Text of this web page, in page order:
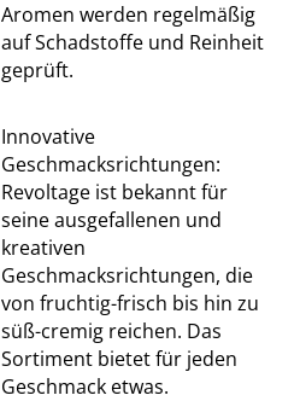
Aromen werden regelmäßig
auf Schadstoffe und Reinheit
geprüft.
Innovative
Geschmacksrichtungen:
Revoltage ist bekannt für
seine ausgefallenen und
kreativen
Geschmacksrichtungen, die
von fruchtig-frisch bis hin zu
süß-cremig reichen. Das
Sortiment bietet für jeden
Geschmack etwas.